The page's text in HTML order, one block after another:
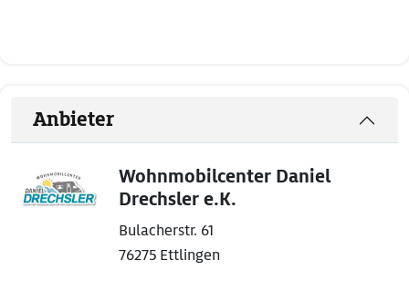
Anbieter
Wohnmobilcenter Daniel
Drechsler e.K.
Bulacherstr. 61
76275 Ettlingen